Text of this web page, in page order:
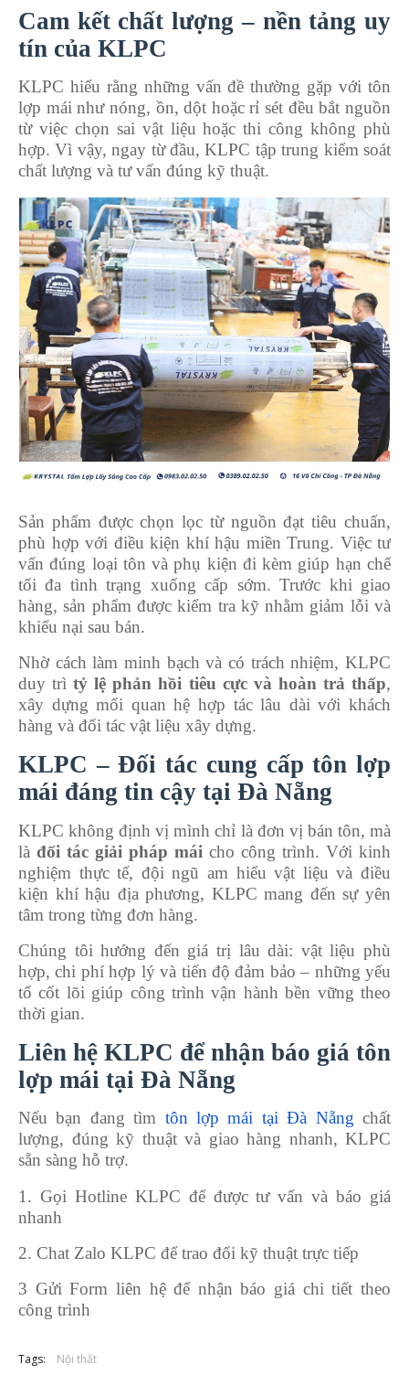
Cam kết chất lượng – nền tảng uy
tín của KLPC
KLPC hiểu rằng những vấn đề thường gặp với tôn
lợp mái như nóng, ồn, dột hoặc rỉ sét đều bắt nguồn
từ việc chọn sai vật liệu hoặc thi công không phù
hợp. Vì vậy, ngay từ đầu, KLPC tập trung kiểm soát
chất lượng và tư vấn đúng kỹ thuật.
Sản phẩm được chọn lọc từ nguồn đạt tiêu chuẩn,
phù hợp với điều kiện khí hậu miền Trung. Việc tư
vấn đúng loại tôn và phụ kiện đi kèm giúp hạn chế
tối đa tình trạng xuống cấp sớm. Trước khi giao
hàng, sản phẩm được kiểm tra kỹ nhằm giảm lỗi và
khiếu nại sau bán.
Nhờ cách làm minh bạch và có trách nhiệm, KLPC
duy trìtỷ lệ phản hồi tiêu cực và hoàn trả thấp,
xây dựng mối quan hệ hợp tác lâu dài với khách
hàng và đối tác vật liệu xây dựng.
KLPC – Đối tác cung cấp tôn lợp
mái đáng tin cậy tại Đà Nẵng
KLPC không định vị mình chỉ là đơn vị bán tôn, mà
là đối tác giải pháp mái cho công trình. Với kinh
nghiệm thực tế, đội ngũ am hiểu vật liệu và điều
kiện khí hậu địa phương, KLPC mang đến sự yên
tâm trong từng đơn hàng.
Chúng tôi hướng đến giá trị lâu dài: vật liệu phù
hợp, chi phí hợp lý và tiến độ đảm bảo – những yếu
tố cốt lõi giúp công trình vận hành bền vững theo
thời gian.
Liên hệ KLPC để nhận báo giá tôn
lợp mái tại Đà Nẵng
Nếu bạn đang tìm tôn lợp mái tại Đà Nẵng chất
lượng, đúng kỹ thuật và giao hàng nhanh, KLPC
sẵn sàng hỗ trợ.
1. Gọi Hotline KLPC để được tư vấn và báo giá
nhanh
2. Chat Zalo KLPC để trao đổi kỹ thuật trực tiếp
3 Gửi Form liên hệ để nhận báo giá chi tiết theo
công trình
Tags: Nội thất